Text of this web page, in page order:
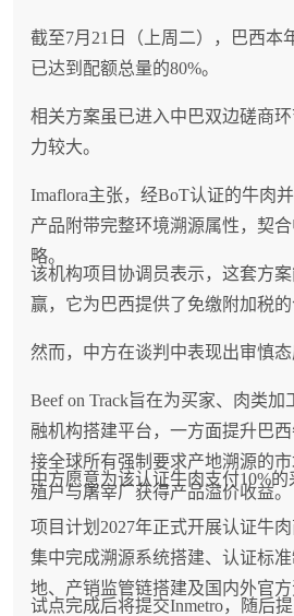
截至7月21日（上周二），巴西本
已达到配额总量的80%。
相关方案虽已进入中巴双边磋商
力较大。
Imaflora主张，经BoT认证的牛肉
产品附带完整环境溯源属性，契
略。
该机构项目协调员表示，这套方
赢，它为巴西提供了免缴附加税的
然而，中方在谈判中表现出审慎态
Beef on Track旨在为买家、肉类
融机构搭建平台，一方面提升巴
接全球所有强制要求产地溯源的
殖户与屠宰厂获得产品溢价收益。
中方愿意为该认证牛肉支付10%的
项目计划2027年正式开展认证牛
集中完成溯源系统搭建、认证标
地、产销监管链搭建及国内外官方
试点完成后将提交Inmetro，随后